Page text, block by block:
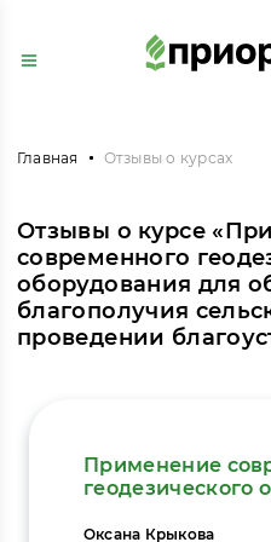
Главная Отзывы о курсах
Отзывы о курсе
современного
оборудования для
благополучия
проведении
Применение
геодезического
сельских
Оксана Крыкова